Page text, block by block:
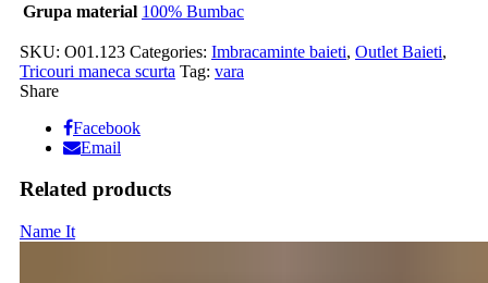
Grupa material 100% Bumbac
SKU: O01.123 Categories: Imbracaminte baieti, Outlet Baieti,
Tricouri maneca scurta Tag: vara
Share
Facebook
Email
Related products
Name It